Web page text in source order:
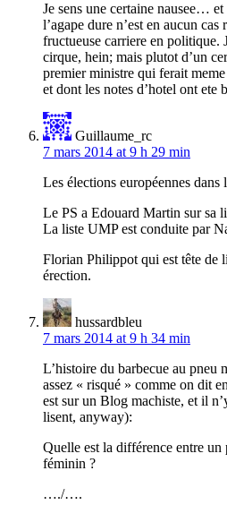
Je sens une certaine nausee…
l’agape dure n’est en aucun
fructueuse carriere en politique.
cirque, hein; mais plutot d’un
premier ministre qui ferait
et dont les notes d’hotel ont ete
Guillaume_rc
7 mars 2014 at 9 h 29 min
Les élections européennes
Le PS a Edouard Martin sur sa
La liste UMP est conduite par
Florian Philippot qui est tête de
érection.
hussardbleu
7 mars 2014 at 9 h 34 min
L’histoire du barbecue au pneu
assez « risqué » comme on dit
est sur un Blog machiste, et il
lisent, anyway):
Quelle est la différence entre un
féminin ?
…./….